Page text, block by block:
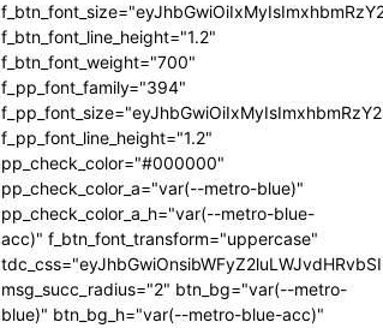
f_btn_font_line_height="1.2"
f_btn_font_weight="700"
f_pp_font_family="394"
f_pp_font_line_height="1.2"
pp_check_color="#000000"
pp_check_color_a="var(--metro-blue)"
pp_check_color_a_h="var(--metro-blue-
acc)" f_btn_font_transform="uppercase"
msg_succ_radius="2" btn_bg="var(--metro-
blue)" btn_bg_h="var(--metro-blue-acc)"